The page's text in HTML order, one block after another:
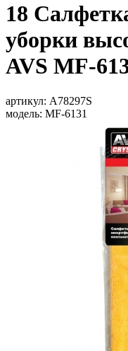
18
уборки
AVS MF-
артикул: A78297S
модель: MF-6131